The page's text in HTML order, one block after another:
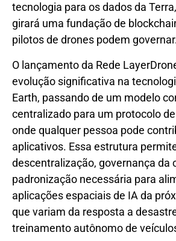
tecnologia para os dados da
girará uma fundação de
pilotos de drones podem
O lançamento da Rede
evolução significativa na
Earth, passando de um modelo
centralizado para um protocolo
onde qualquer pessoa pode
aplicativos. Essa estrutura
descentralização, governança da
padronização necessária para
aplicações espaciais de IA da
que variam da resposta a
treinamento autônomo de